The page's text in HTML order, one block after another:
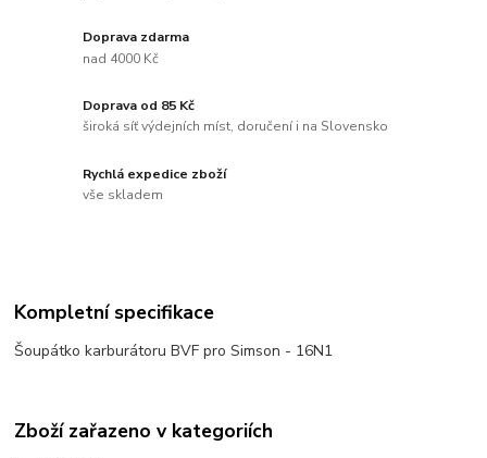
Doprava zdarma
nad 4000 Kč
Doprava od 85 Kč
široká síť výdejních míst, doručení i na Slovensko
Rychlá expedice zboží
vše skladem
Kompletní specifikace
Šoupátko karburátoru BVF pro Simson - 16N1
Zboží zařazeno v kategoriích